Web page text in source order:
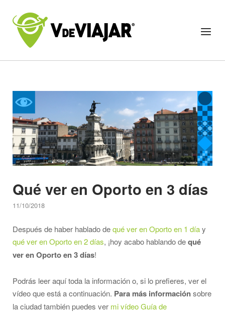
content
Home
Menu
Qué ver en Oporto en 3 días
11/10/2018
Después de haber hablado dequé ver en Oporto en 1 díay
qué ver en Oporto en 2 días, ¡hoy acabo hablando dequé
ver en Oporto en 3 días!
Podrás leer aquí toda la información o, si lo prefieres, ver el
vídeo que está a continuación. Para más informaciónsobre
la ciudad también puedes ver mi vídeo Guía de